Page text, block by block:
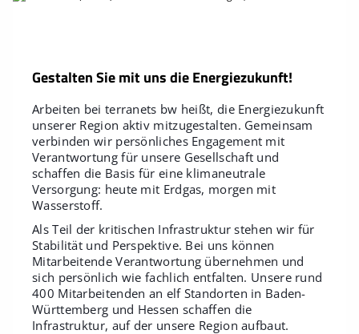
Gestalten Sie mit uns die Energiezukunft!
Arbeiten bei terranets bw heißt, die Energiezukunft
unserer Region aktiv mitzugestalten. Gemeinsam
verbinden wir persönliches Engagement mit
Verantwortung für unsere Gesellschaft und
schaffen die Basis für eine klimaneutrale
Versorgung: heute mit Erdgas, morgen mit
Wasserstoff.
Als Teil der kritischen Infrastruktur stehen wir für
Stabilität und Perspektive. Bei uns können
Mitarbeitende Verantwortung übernehmen und
sich persönlich wie fachlich entfalten. Unsere rund
400 Mitarbeitenden an elf Standorten in Baden-
Württemberg und Hessen schaffen die
Infrastruktur, auf der unsere Region aufbaut.